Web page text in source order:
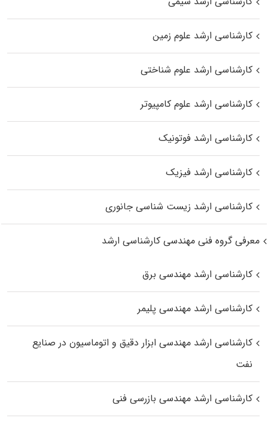
کارشناسی ارشد علوم زمین
کارشناسی ارشد علوم شناختی
کارشناسی ارشد علوم کامپیوتر
کارشناسی ارشد فوتونیک
کارشناسی ارشد فیزیک
کارشناسی ارشد زیست‌ شناسی جانوری
معرفی گروه فنی مهندسی کارشناسی ارشد
کارشناسی ارشد مهندسی برق
کارشناسی ارشد مهندسی پلیمر
کارشناسی ارشد مهندسی ابزار دقیق و اتوماسیون در صنایع
نفت
کارشناسی ارشد مهندسی بازرسی فنی